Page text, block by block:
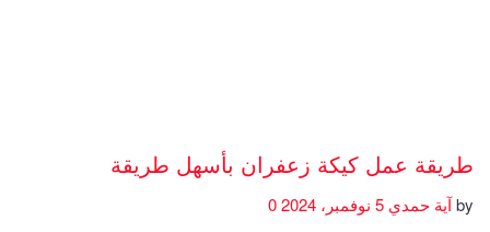
طريقة عمل كيكة زعفران بأسهل طريقة
byآية حمدي